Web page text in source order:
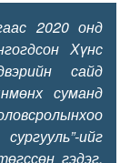
2020 онд
Хүнс
сайд
суманд
ийг
гэдэг.